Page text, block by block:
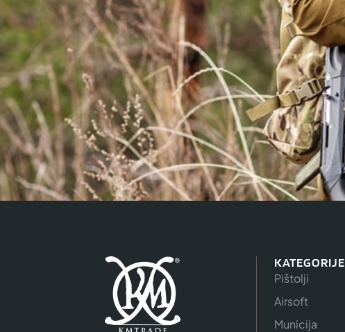
KATEGORIJE
Pištolji
Airsoft
Municija